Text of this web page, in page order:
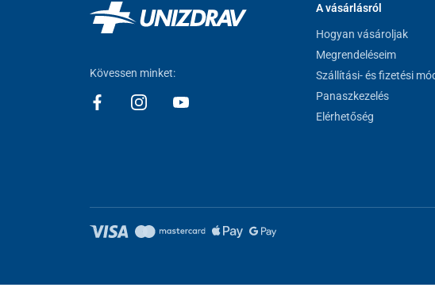
Kövessen minket:
A vásárlásról
Hogyan vásároljak
Megrendeléseim
Szállítási- és fizetési
Panaszkezelés
Elérhetőség